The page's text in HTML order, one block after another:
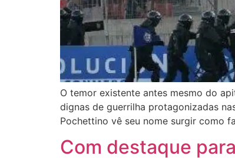
O temor existente antes mesmo do
dignas de guerrilha protagonizadas
Pochettino vê seu nome surgir como
Com destaque